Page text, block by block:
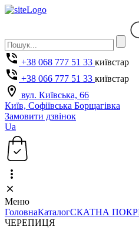
+38 068 777 51 33 київстар
+38 066 777 51 33 київстар
вул. Київська, 66
Київ, Софіївська Борщагівка
Замовити дзвінок
Ua
Меню
ГоловнаКаталогСКАТНА
ЧЕРЕПИЦЯ